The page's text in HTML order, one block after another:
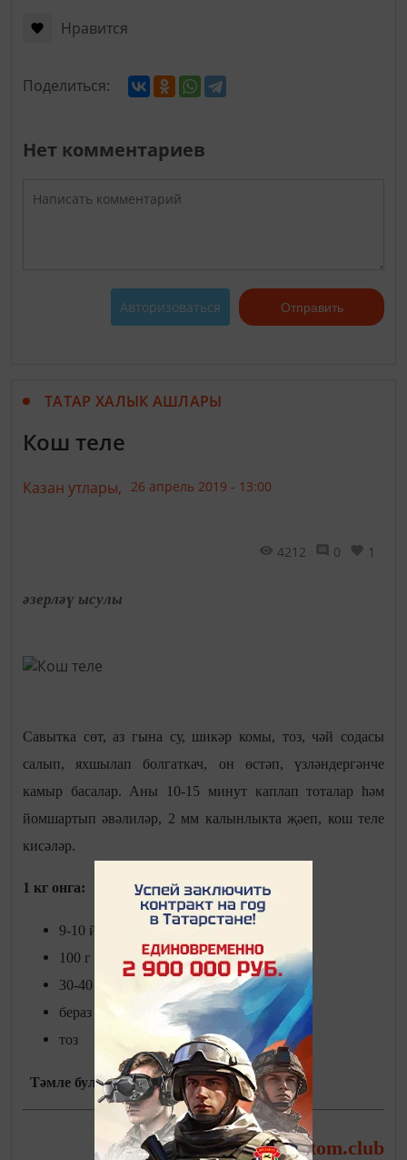
Нравится
Поделиться:
Нет комментариев
Авторизоваться Отправить
ТАТАР ХАЛЫК АШЛАРЫ
Кош теле
Казан утлары, 26 апрель 2019 - 13:00
4212 0 1
әзерләү ысулы
Савытка сөт, аз гына су, шикәр комы, тоз, чәй содасы
салып, яхшылап болгаткач, он өстәп, үзләндергәнче
камыр басалар. Аны 10-15 минут каплап тоталар һәм
йомшартып әвәлиләр, 2 мм калынлыкта җәеп, кош теле
кисәләр.
1 кг онга:
9-10 йомырка
100 г сөт
30-40 г шикәр комы
бераз гына чәй содасы
тоз
Тәмле булсын!
фото:temtom.club